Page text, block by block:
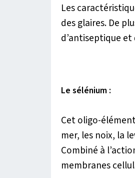
Les
des glaires. De
d’antiseptique
Le sélénium :
Cet oligo-
mer, les noix, la
Combiné à
membranes